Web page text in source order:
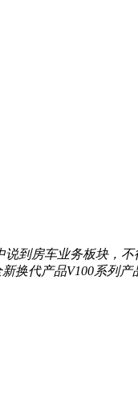
到房车业务板块，
换代产品V100系列